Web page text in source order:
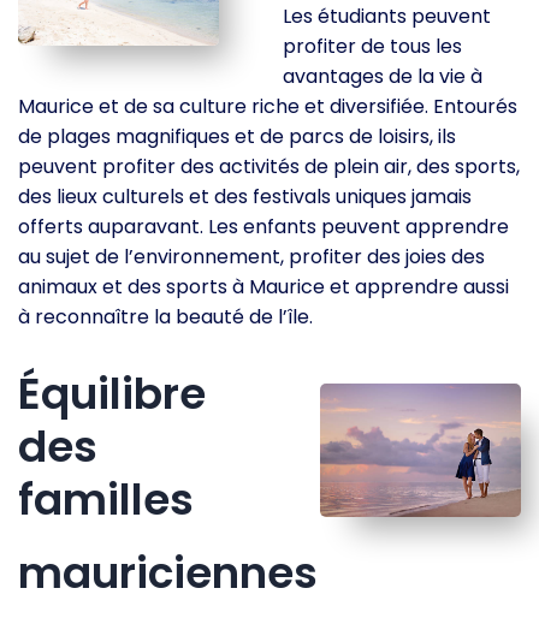
Les étudiants peuvent
profiter de tous les
avantages de la vie à
Maurice et de sa culture riche et diversifiée. Entourés
de plages magnifiques et de parcs de loisirs, ils
peuvent profiter des activités de plein air, des sports,
des lieux culturels et des festivals uniques jamais
offerts auparavant. Les enfants peuvent apprendre
au sujet de l’environnement, profiter des joies des
animaux et des sports à Maurice et apprendre aussi
à reconnaître la beauté de l’île.
Équilibre
des
familles
mauriciennes